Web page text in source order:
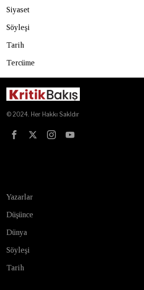
Siyaset
Söyleşi
Tarih
Tercüme
© 2024. Her Hakkı Sakldır
Yazarlar
Düşünce
Dünya
Söyleşi
Tarih